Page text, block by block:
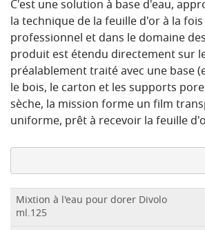
C'est une solution à base d'eau,
la technique de la feuille d'or à la
professionnel et dans le domaine
produit est étendu directement sur
préalablement traité avec une base
le bois, le carton et les supports
sèche, la mission forme un film
uniforme, prêt à recevoir la feuille
Mixtion à l'eau pour dorer Divolo
ml.125